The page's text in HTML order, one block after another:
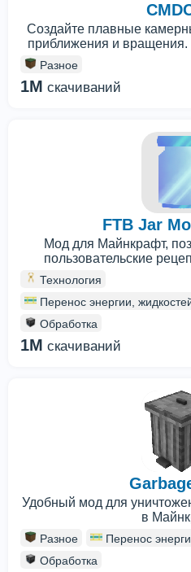
Создайте плавные
приближения и
Разное
1M скачиваний
FTB Jar
Мод для Майнкрафт,
пользовательские
Технология
Перенос энергии,
Обработка
1M скачиваний
Удобный мод для
в
Разное
Перенос
Обработка